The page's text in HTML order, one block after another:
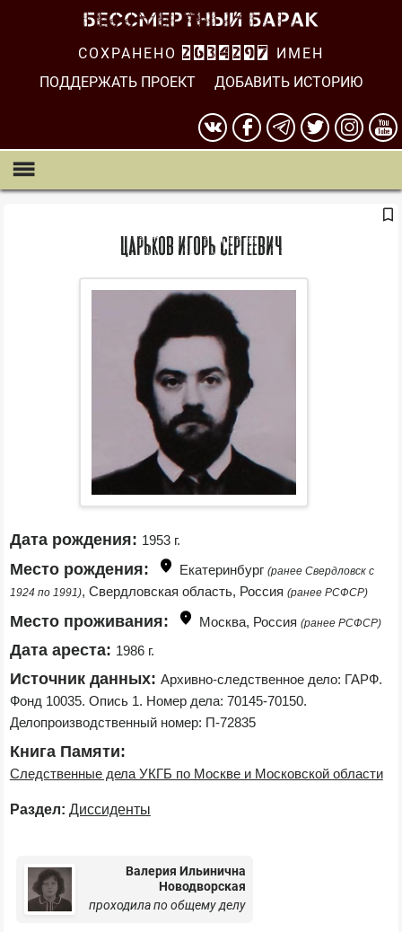
СОХРАНЕНО 2634298
ИМЕН
ПОДДЕРЖАТЬ ПРОЕКТ
ДОБАВИТЬ ИСТОРИЮ
Царьков Игорь Сергеевич
Дата рождения: 1953 г.
Место рождения: Екатеринбург (ранее Свердловск с
1924 по 1991), Свердловская область, Россия (ранее РСФСР)
Место проживания: Москва, Россия (ранее РСФСР)
Дата ареста: 1986 г.
Источник данных: Архивно-следственное дело: ГАРФ.
Фонд 10035. Опись 1. Номер дела: 70145-70150.
Делопроизводственный номер: П-72835
Книга Памяти:
Следственные дела УКГБ по Москве и Московской области
Раздел: Диссиденты
Валерия Ильинична
Новодворская
проходила по общему делу